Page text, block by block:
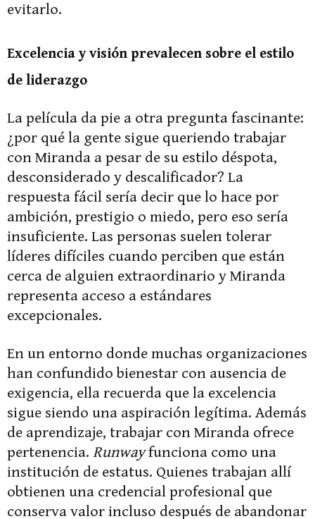
evitarlo.
Excelencia y visión prevalecen sobre el estilo
de liderazgo
La película da pie a otra pregunta fascinante:
¿por qué la gente sigue queriendo trabajar
con Miranda a pesar de su estilo déspota,
desconsiderado y descalificador? La
respuesta fácil sería decir que lo hace por
ambición, prestigio o miedo, pero eso sería
insuficiente. Las personas suelen tolerar
líderes difíciles cuando perciben que están
cerca de alguien extraordinario y Miranda
representa acceso a estándares
excepcionales.
En un entorno donde muchas organizaciones
han confundido bienestar con ausencia de
exigencia, ella recuerda que la excelencia
sigue siendo una aspiración legítima. Además
de aprendizaje, trabajar con Miranda ofrece
pertenencia. Runwayfunciona como una
institución de estatus. Quienes trabajan allí
obtienen una credencial profesional que
conserva valor incluso después de abandonar